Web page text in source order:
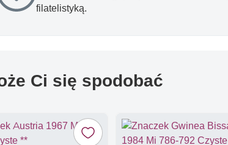
filatelistyką.
Ci się spodobać